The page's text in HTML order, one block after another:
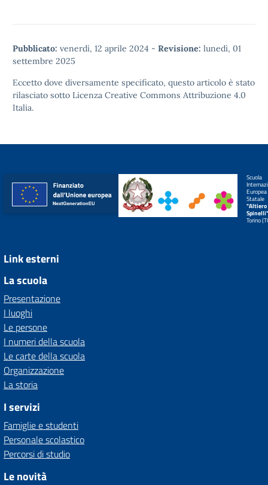
Pubblicato: venerdì, 12 aprile 2024 - Revisione: lunedì, 01
settembre 2025
Eccetto dove diversamente specificato, questo articolo è stato
rilasciato sotto Licenza Creative Commons Attribuzione 4.0
Italia.
Scuola
Europea
Statale
"Altiero
Torino
Link esterni
La scuola
Presentazione
I luoghi
Le persone
I numeri della scuola
Le carte della scuola
Organizzazione
La storia
I servizi
Famiglie e studenti
Personale scolastico
Percorsi di studio
Le novità